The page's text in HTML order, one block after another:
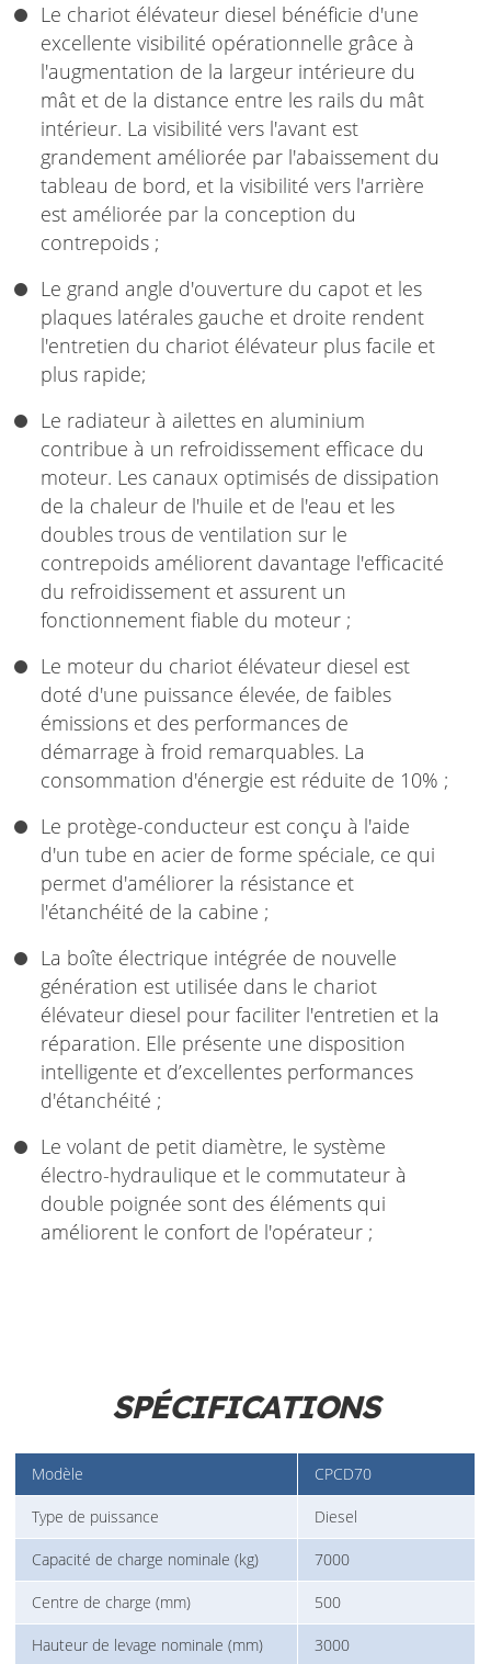
Le chariot élévateur diesel bénéficie d'une
excellente visibilité opérationnelle grâce à
l'augmentation de la largeur intérieure du
mât et de la distance entre les rails du mât
intérieur. La visibilité vers l'avant est
grandement améliorée par l'abaissement du
tableau de bord, et la visibilité vers l'arrière
est améliorée par la conception du
contrepoids ;
Le grand angle d'ouverture du capot et les
plaques latérales gauche et droite rendent
l'entretien du chariot élévateur plus facile et
plus rapide;
Le radiateur à ailettes en aluminium
contribue à un refroidissement efficace du
moteur. Les canaux optimisés de dissipation
de la chaleur de l'huile et de l'eau et les
doubles trous de ventilation sur le
contrepoids améliorent davantage l'efficacité
du refroidissement et assurent un
fonctionnement fiable du moteur ;
Le moteur du chariot élévateur diesel est
doté d'une puissance élevée, de faibles
émissions et des performances de
démarrage à froid remarquables. La
consommation d'énergie est réduite de 10% ;
Le protège-conducteur est conçu à l'aide
d'un tube en acier de forme spéciale, ce qui
permet d'améliorer la résistance et
l'étanchéité de la cabine ;
La boîte électrique intégrée de nouvelle
génération est utilisée dans le chariot
élévateur diesel pour faciliter l'entretien et la
réparation. Elle présente une disposition
intelligente et d’excellentes performances
d'étanchéité ;
Le volant de petit diamètre, le système
électro-hydraulique et le commutateur à
double poignée sont des éléments qui
améliorent le confort de l'opérateur ;
SPÉCIFICATIONS
Modèle CPCD70
Type de puissance Diesel
Capacité de charge nominale (kg) 7000
Centre de charge (mm) 500
Hauteur de levage nominale (mm) 3000